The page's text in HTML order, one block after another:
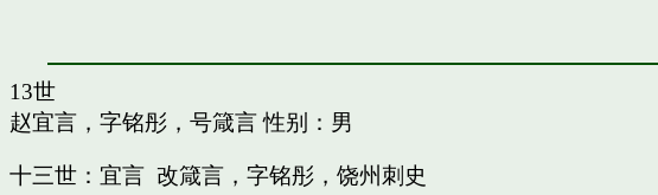
13世
赵宜言，字铭彤，号箴言性别：男
十三世：宜言 改箴言，字铭彤，饶州刺史